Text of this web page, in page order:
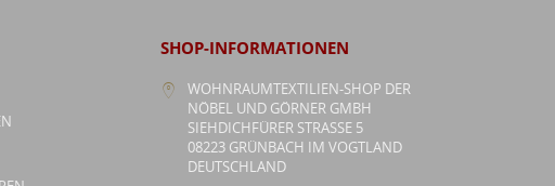
SHOP-INFORMATIONEN
WOHNRAUMTEXTILIEN-SHOP DER
NÖBEL UND GÖRNER GMBH
SIEHDICHFÜRER STRASSE 5
08223 GRÜNBACH IM VOGTLAND
DEUTSCHLAND